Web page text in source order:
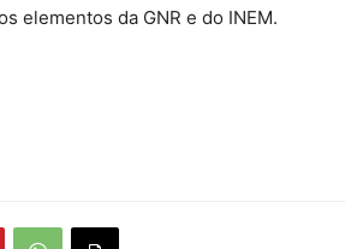
elementos da GNR e do INEM.